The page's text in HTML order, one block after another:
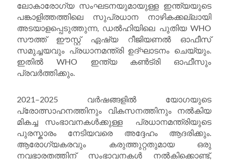
ലോകാരോഗ്യ സംഘടനയുമായുള്ള ഇന്ത്യയുടെ
പങ്കാളിത്തത്തിലെ സുപ്രധാന നാഴികക്കല്ലായി
അടയാളപ്പെടുത്തുന്ന, ഡൽഹിയിലെ പുതിയ WHO
സൗത്ത് ഈസ്റ്റ് ഏഷ്യ റീജിയണൽ ഓഫീസ്
സമുച്ചയവും പ്രധാനമന്ത്രി ഉദ്ഘാടനം ചെയ്യും.
ഇതിൽ WHO ഇന്ത്യ കൺട്രി ഓഫീസും
പ്രവർത്തിക്കും.
2021–2025 വർഷങ്ങളിൽ യോഗയുടെ
പ്രോത്സാഹനത്തിനും വികസനത്തിനും നൽകിയ
മികച്ച സംഭാവനകൾക്കുള്ള പ്രധാനമന്ത്രിയുടെ
പുരസ്കാരം നേടിയവരെ അദ്ദേഹം ആദരിക്കും.
ആരോഗ്യകരവും കരുത്തുറ്റതുമായ ഒരു
നവഭാരതത്തിന് സംഭാവനകൾ നൽകിക്കൊണ്ട്,